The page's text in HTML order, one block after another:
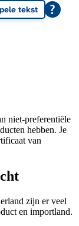
tekst
niet-preferentiële
hebben. Je
van
zijn er veel
en importland.